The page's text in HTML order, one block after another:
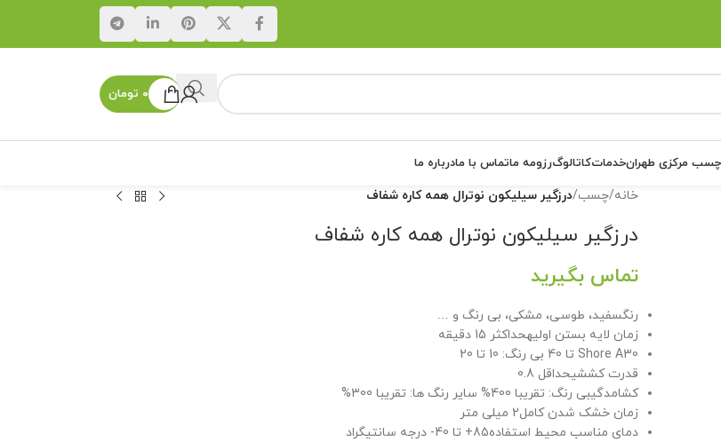
۰ تومان
چسب مرکزی طهرانخدماتکاتالوگرزومه ماتماس با مادرباره ما
خانه/چسب/درزگیر سیلیکون نوترال همه کاره شفاف
درزگیر سیلیکون نوترال همه کاره شفاف
تماس بگیرید
رنگسفید، طوسی، مشکی، بی رنگ و …
زمان لایه بستن اولیهحداکثر 15 دقیقه
Shore A30 تا 40 بی رنگ: 10 تا 20
قدرت کششیحداقل 0.8
کشامدگیبی رنگ: تقریبا 400% سایر رنگ ها: تقریبا 300%
زمان خشک شدن کامل2 میلی متر
دمای مناسب محیط استفاده85+ تا 40- درجه سانتیگراد